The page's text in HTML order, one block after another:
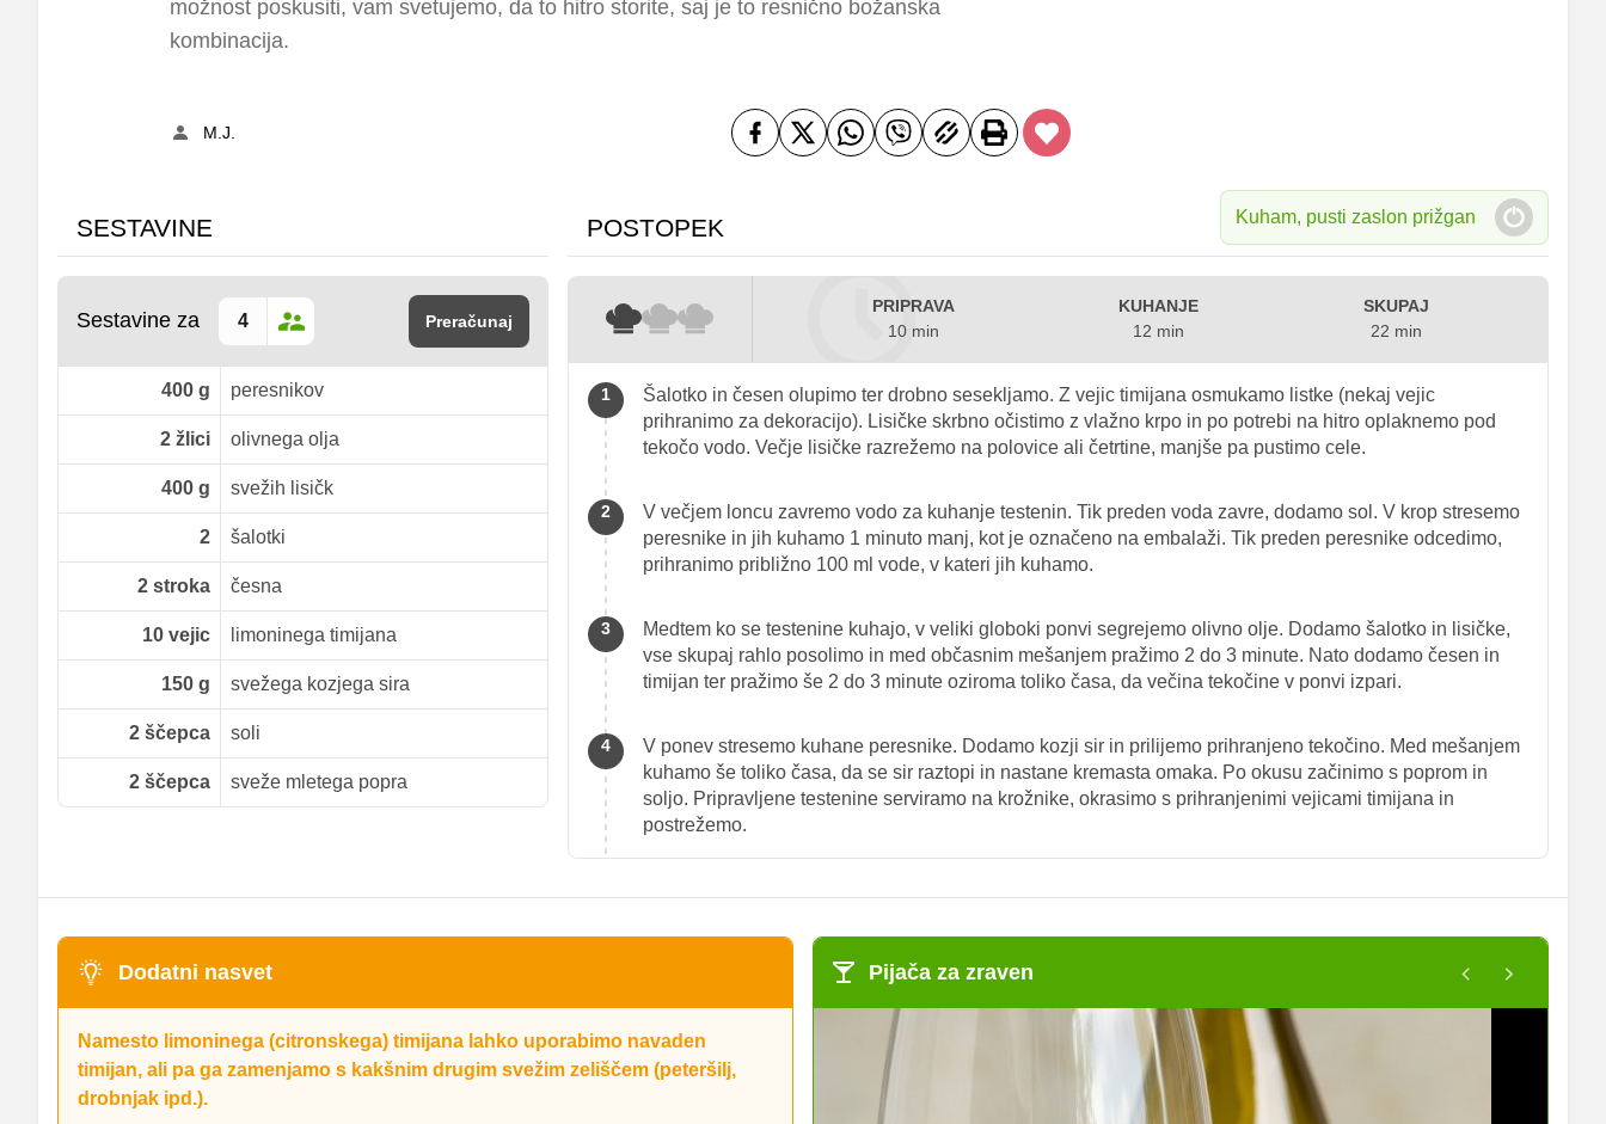
možnost poskusiti, vam svetujemo, da to hitro storite, saj je to resnično božanska
kombinacija.
M.J.
Kuham, pusti zaslon prižgan
SESTAVINE
Sestavine za Preračunaj
400 g peresnikov
2 žlici olivnega olja
400 g svežih lisičk
2 šalotki
2 stroka česna
10 vejic limoninega timijana
150 g svežega kozjega sira
2 ščepca soli
2 ščepca sveže mletega popra
POSTOPEK
PRIPRAVA
10 min
KUHANJE
12 min
SKUPAJ
22 min
Šalotko in česen olupimo ter drobno sesekljamo. Z vejic timijana osmukamo listke (nekaj vejic
prihranimo za dekoracijo). Lisičke skrbno očistimo z vlažno krpo in po potrebi na hitro oplaknemo pod
tekočo vodo. Večje lisičke razrežemo na polovice ali četrtine, manjše pa pustimo cele.
V večjem loncu zavremo vodo za kuhanje testenin. Tik preden voda zavre, dodamo sol. V krop stresemo
peresnike in jih kuhamo 1 minuto manj, kot je označeno na embalaži. Tik preden peresnike odcedimo,
prihranimo približno 100 ml vode, v kateri jih kuhamo.
Medtem ko se testenine kuhajo, v veliki globoki ponvi segrejemo olivno olje. Dodamo šalotko in lisičke,
vse skupaj rahlo posolimo in med občasnim mešanjem pražimo 2 do 3 minute. Nato dodamo česen in
timijan ter pražimo še 2 do 3 minute oziroma toliko časa, da večina tekočine v ponvi izpari.
V ponev stresemo kuhane peresnike. Dodamo kozji sir in prilijemo prihranjeno tekočino. Med mešanjem
kuhamo še toliko časa, da se sir raztopi in nastane kremasta omaka. Po okusu začinimo s poprom in
soljo. Pripravljene testenine serviramo na krožnike, okrasimo s prihranjenimi vejicami timijana in
postrežemo.
Dodatni nasvet
Namesto limoninega (citronskega) timijana lahko uporabimo navaden
timijan, ali pa ga zamenjamo s kakšnim drugim svežim zeliščem (peteršilj,
drobnjak ipd.).
Pijača za zraven